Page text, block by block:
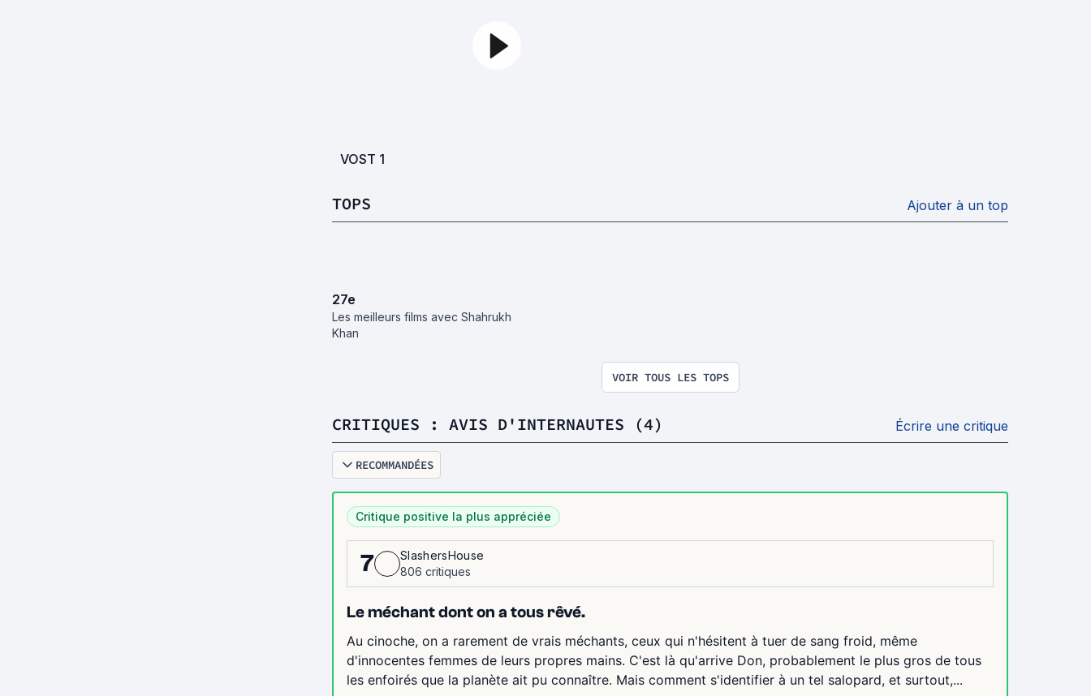
VOST 1
TOPS Ajouter à un top
27e
Les meilleurs films avec Shahrukh
Khan
VOIR TOUS LES TOPS
CRITIQUES : AVIS D'INTERNAUTES (4) Écrire une critique
RECOMMANDÉES
Critique positive la plus appréciée
7
SlashersHouse
806 critiques
Le méchant dont on a tous rêvé.
Au cinoche, on a rarement de vrais méchants, ceux qui n'hésitent à tuer de sang froid, même
d'innocentes femmes de leurs propres mains. C'est là qu'arrive Don, probablement le plus gros de tous
les enfoirés que la planète ait pu connaître. Mais comment s'identifier à un tel salopard, et surtout,...